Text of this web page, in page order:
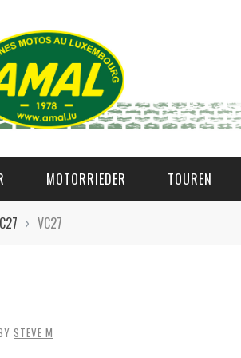
MOTORRIEDER TOUREN
› VC27
STEVE M